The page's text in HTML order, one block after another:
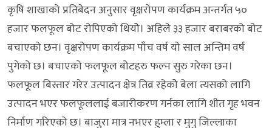
कृषि शाखाको प्रतिबेदन अनुसार वृक्षरोपण कार्यक्रम अन्तर्गत ५०
हजार फलफूल बोट रोपिएको थियोे। अहिले ३३ हजार बराबरको बोट
बचाएको छन। वृक्षरोपण कार्यक्रम पाँच वर्ष यो साल अन्तिम वर्ष
पुगेको छ। बचाएको फलफूल बोटहरु फल्न सुरु गरेका छन।
फलफूल बिस्तार गरेर उत्पादन क्षेत्र तिव्र रहेकोे बेला त्यसको लागि
उत्पादन भएर फलफूललाई बजारीकरण गर्नका लागि शीत गृह भवन
निर्माण गरिएको छ। बाजुरा मात्र नभएर हुम्ला र मुगु जिल्लाका